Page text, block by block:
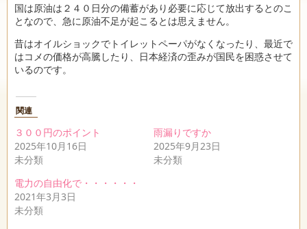
国は原油は２４０日分の備蓄があり必要に応じて放出するとのこ
となので、急に原油不足が起こるとは思えません。
昔はオイルショックでトイレットペーパがなくなったり、最近で
はコメの価格が高騰したり、日本経済の歪みが国民を困惑させて
いるのです。
関連
３００円のポイント
2025年10月16日
未分類
雨漏りですか
2025年9月23日
未分類
電力の自由化で・・・・・・
2021年3月3日
未分類